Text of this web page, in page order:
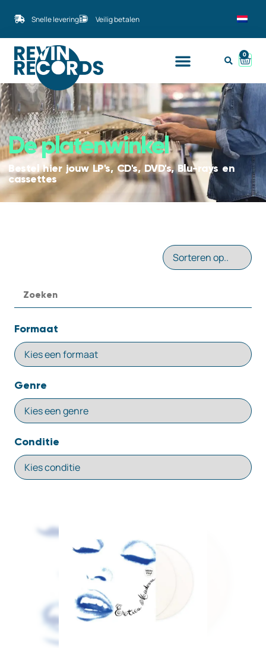
Snelle levering Veilig betalen
0
De platenwinkel
Bestel hier jouw LP's, CD's, DVD's, Blu-rays en
cassettes
Formaat
Genre
Conditie